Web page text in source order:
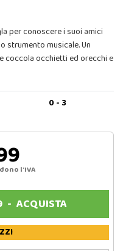
per conoscere i suoi amici
strumento musicale. Un
coccola occhietti ed orecchi e
0 - 3
l'IVA
- ACQUISTA